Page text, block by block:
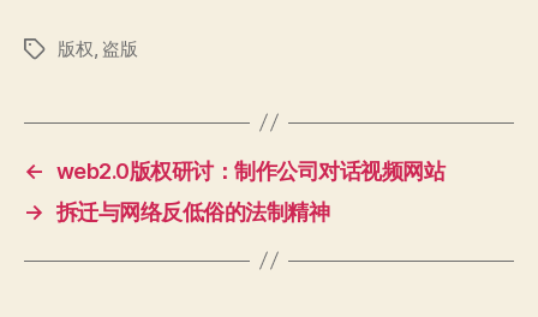
标
版权 盗版
← web2.0版权研讨：制作公司对话视频网站
→ 拆迁与网络反低俗的法制精神